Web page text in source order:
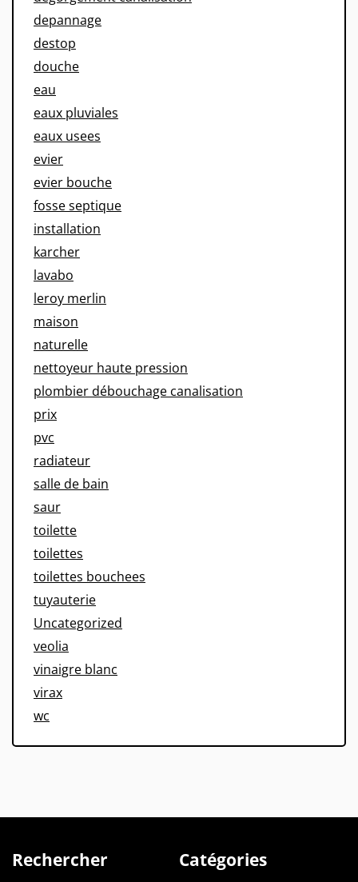
depannage
destop
douche
eau
eaux pluviales
eaux usees
evier
evier bouche
fosse septique
installation
karcher
lavabo
leroy merlin
maison
naturelle
nettoyeur haute pression
plombier débouchage canalisation
prix
pvc
radiateur
salle de bain
saur
toilette
toilettes
toilettes bouchees
tuyauterie
Uncategorized
veolia
vinaigre blanc
virax
wc
Rechercher Catégories